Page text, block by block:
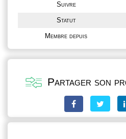
Suivre
Statut
Membre depuis
Partager son